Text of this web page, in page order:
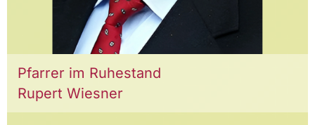
Pfarrer im Ruhestand
Rupert Wiesner